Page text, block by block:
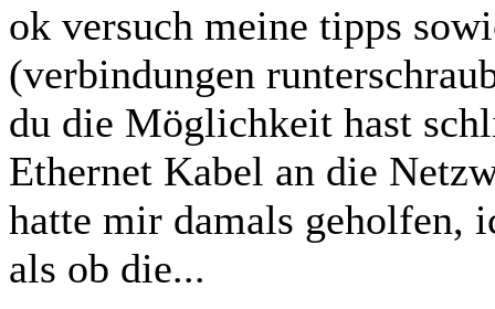
ok versuch meine tipps
(verbindungen
du die Möglichkeit hast
Ethernet Kabel an die
hatte mir damals geholfen,
als ob die...